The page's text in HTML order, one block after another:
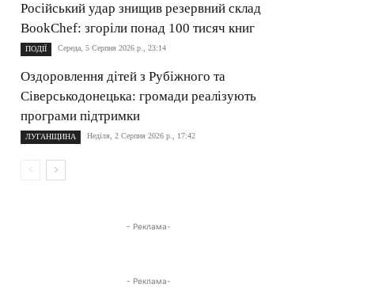
Російський удар знищив резервний склад
BookChef: згоріли понад 100 тисяч книг
ПОДІЇ Середа, 5 Серпня 2026 р., 23:14
Оздоровлення дітей з Рубіжного та
Сіверськодонецька: громади реалізують
програми підтримки
ЛУГАНЩИНА Неділя, 2 Серпня 2026 р., 17:42
- Реклама-
- Реклама-